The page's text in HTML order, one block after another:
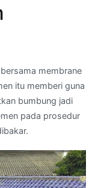
membrane
itu memberi guna
bumbung jadi
pada prosedur